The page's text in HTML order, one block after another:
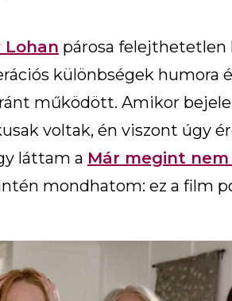
Lohan párosa felejthetetlen
különbségek humora
működött. Amikor
voltak, én viszont úgy
láttam a Már megint
mondhatom: ez a film